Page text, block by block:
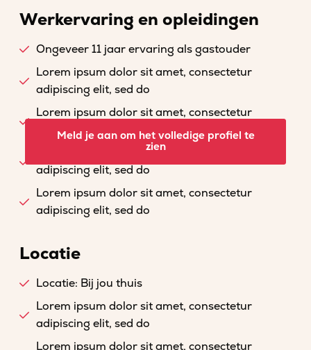
Werkervaring en opleidingen
Ongeveer 11 jaar ervaring als gastouder
Lorem ipsum dolor sit amet, consectetur
adipiscing elit, sed do
Lorem ipsum dolor sit amet, consectetur
adipiscing elit, sed do
Lorem ipsum dolor sit amet, consectetur
adipiscing elit, sed do
Lorem ipsum dolor sit amet, consectetur
adipiscing elit, sed do
Meld je aan om het volledige profiel te
zien
Locatie
Locatie: Bij jou thuis
Lorem ipsum dolor sit amet, consectetur
adipiscing elit, sed do
Lorem ipsum dolor sit amet, consectetur